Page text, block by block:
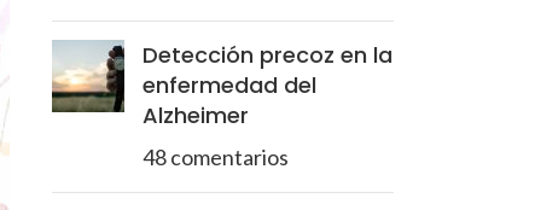
Detección precoz en la
enfermedad del
Alzheimer
48 comentarios